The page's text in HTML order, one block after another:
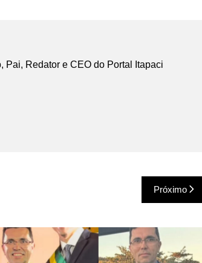
Pai, Redator e CEO do Portal Itapaci
Próximo